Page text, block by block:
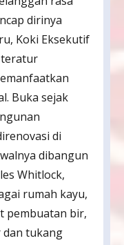
dirinya
Koki Eksekutif
teratur
Buka sejak
di
dibangun
Whitlock,
rumah kayu,
pembuatan bir,
dan tukang